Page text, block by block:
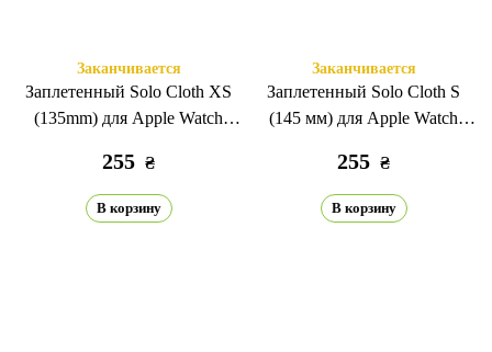
Заканчивается
Заплетенный Solo Cloth XS
(135mm) для Apple Watch
красный
255 ₴
В корзину
Заканчивается
Заплетенный Solo Cloth S
(145 мм) для Apple Watch
красный
255 ₴
В корзину